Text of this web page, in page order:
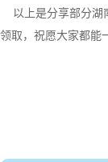
以上是分享部分湖
领取，祝愿大家都能